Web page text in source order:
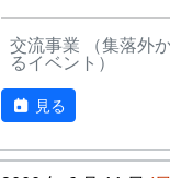
交流事業 （集落外
るイベント）
見る